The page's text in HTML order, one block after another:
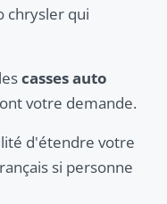
chrysler qui
casses auto
votre demande.
d'étendre votre
si personne